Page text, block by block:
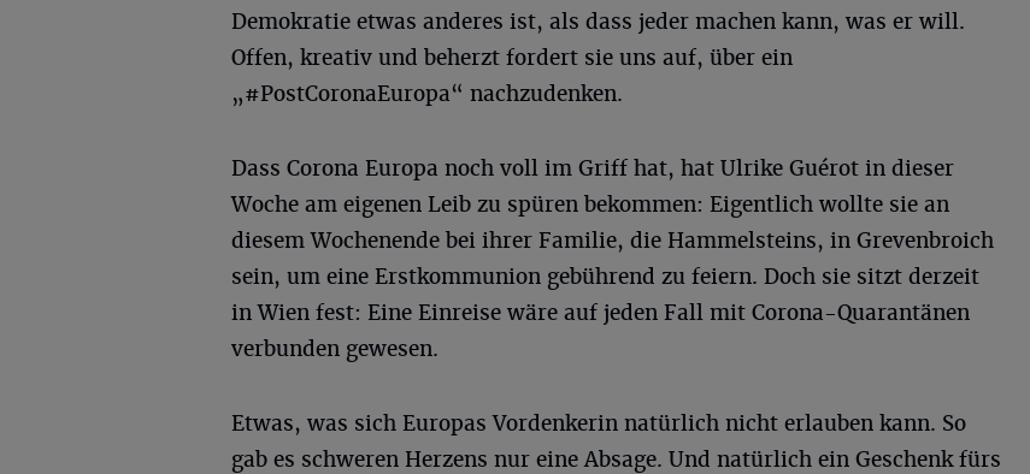
Demokratie etwas anderes ist, als dass jeder machen kann, was er will.
Offen, kreativ und beherzt fordert sie uns auf, über ein
„#PostCoronaEuropa“ nachzudenken.
Dass Corona Europa noch voll im Griff hat, hat Ulrike Guérot in dieser
Woche am eigenen Leib zu spüren bekommen: Eigentlich wollte sie an
diesem Wochenende bei ihrer Familie, die Hammelsteins, in Grevenbroich
sein, um eine Erstkommunion gebührend zu feiern. Doch sie sitzt derzeit
in Wien fest: Eine Einreise wäre auf jeden Fall mit Corona-Quarantänen
verbunden gewesen.
Etwas, was sich Europas Vordenkerin natürlich nicht erlauben kann. So
gab es schweren Herzens nur eine Absage. Und natürlich ein Geschenk fürs